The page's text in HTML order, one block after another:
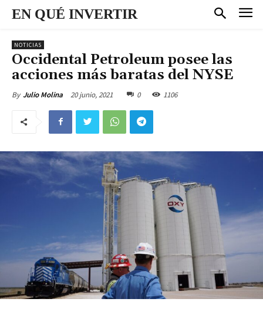
EN QUÉ INVERTIR
NOTICIAS
Occidental Petroleum posee las
acciones más baratas del NYSE
By Julio Molina 20 junio, 2021 0 1106